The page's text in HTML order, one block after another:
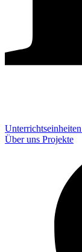
Unterrichtseinheiten
Über uns Projekte